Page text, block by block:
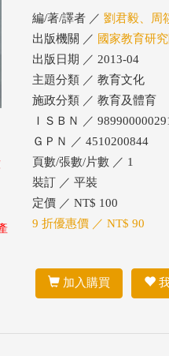
編/著/譯者 ／ 劉君毅、周
出版機關 ／ 國家教育研
出版日期 ／ 2013-04
主題分類 ／ 教育文化
施政分類 ／ 教育及體育
ＩＳＢＮ ／
ＧＰＮ ／ 4510200844
頁數/張數/片數 ／ 1
裝訂 ／ 平裝
定價 ／ NT$ 100
9 折優惠價 ／ NT$ 90
加入購買